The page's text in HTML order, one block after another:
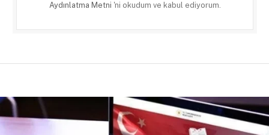
Aydınlatma Metni 'ni okudum ve kabul ediyorum.